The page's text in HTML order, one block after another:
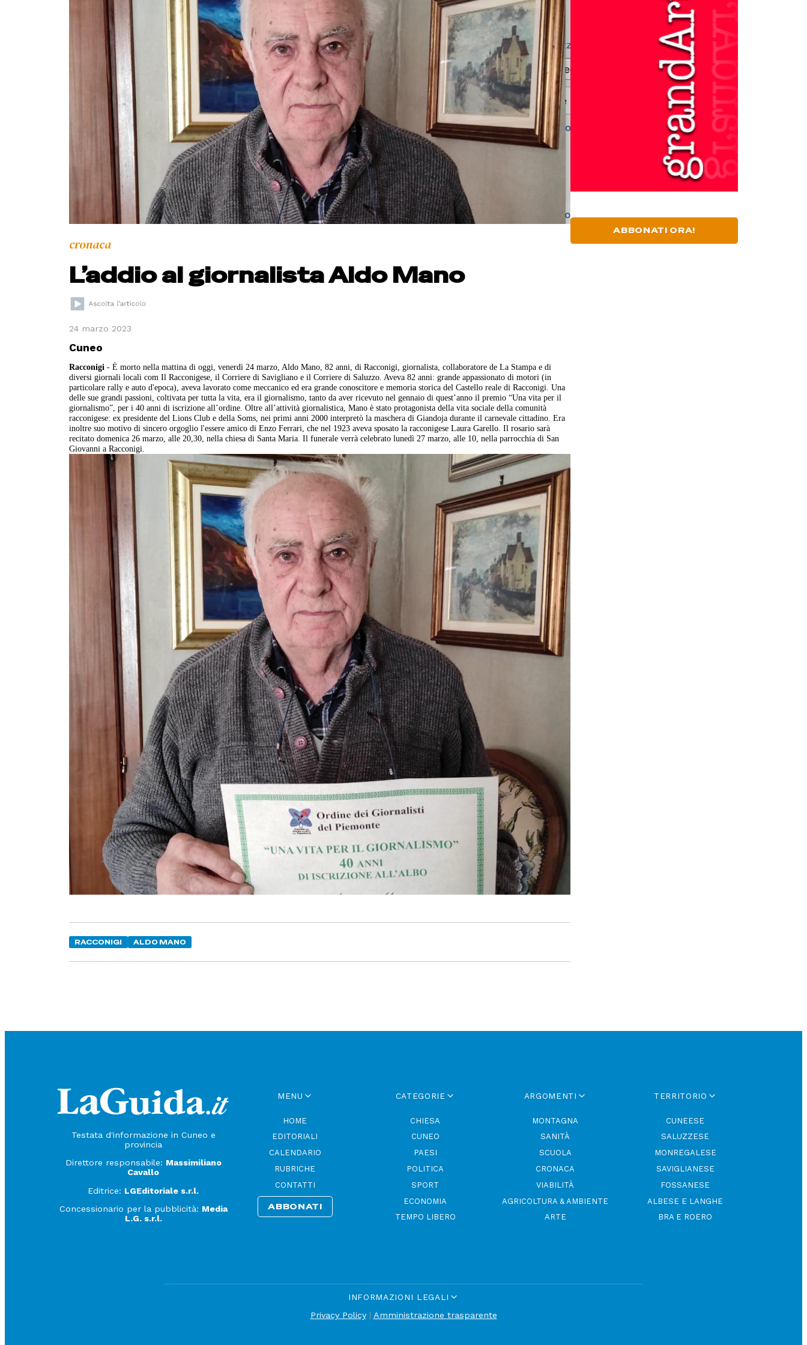
cronaca
L’addio al giornalista Aldo Mano
24 marzo 2023
Cuneo
Racconigi - È morto nella mattina di oggi, venerdì 24 marzo, Aldo Mano, 82 anni, di Racconigi, giornalista, collaboratore de La Stampa e di
diversi giornali locali com Il Racconigese, il Corriere di Savigliano e il Corriere di Saluzzo. Aveva 82 anni: grande appassionato di motori (in
particolare rally e auto d'epoca), aveva lavorato come meccanico ed era grande conoscitore e memoria storica del Castello reale di Racconigi. Una
delle sue grandi passioni, coltivata per tutta la vita, era il giornalismo, tanto da aver ricevuto nel gennaio di quest’anno il premio “Una vita per il
giornalismo”, per i 40 anni di iscrizione all’ordine. Oltre all’attività giornalistica, Mano è stato protagonista della vita sociale della comunità
racconigese: ex presidente del Lions Club e della Soms, nei primi anni 2000 interpretò la maschera di Giandoja durante il carnevale cittadino. Era
inoltre suo motivo di sincero orgoglio l'essere amico di Enzo Ferrari, che nel 1923 aveva sposato la racconigese Laura Garello. Il rosario sarà
recitato domenica 26 marzo, alle 20,30, nella chiesa di Santa Maria. Il funerale verrà celebrato lunedì 27 marzo, alle 10, nella parrocchia di San
Giovanni a Racconigi.
RACCONIGI ALDO MANO
ABBONATI ORA!
Testata d'informazione in Cuneo e
provincia
Direttore responsabile: Massimiliano
Cavallo
Editrice: LGEditoriale s.r.l.
Concessionario per la pubblicità: Media
L.G. s.r.l.
MENU
HOME
EDITORIALI
CALENDARIO
RUBRICHE
CONTATTI
ABBONATI
CATEGORIE
CHIESA
CUNEO
PAESI
POLITICA
SPORT
ECONOMIA
TEMPO LIBERO
ARGOMENTI
MONTAGNA
SANITÀ
SCUOLA
CRONACA
VIABILITÀ
AGRICOLTURA & AMBIENTE
ARTE
TERRITORIO
CUNEESE
SALUZZESE
MONREGALESE
SAVIGLIANESE
FOSSANESE
ALBESE E LANGHE
BRA E ROERO
INFORMAZIONI LEGALI
Privacy Policy| Amministrazione trasparente